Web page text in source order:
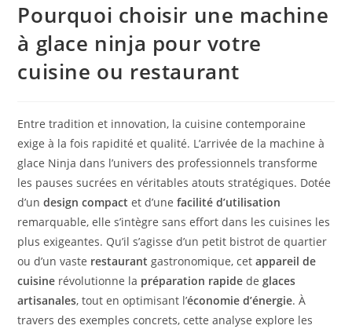
Pourquoi choisir une machine
à glace ninja pour votre
cuisine ou restaurant
Entre tradition et innovation, la cuisine contemporaine
exige à la fois rapidité et qualité. L’arrivée de la machine à
glace Ninja dans l’univers des professionnels transforme
les pauses sucrées en véritables atouts stratégiques. Dotée
d’undesign compact et d’unefacilité d’utilisation
remarquable, elle s’intègre sans effort dans les cuisines les
plus exigeantes. Qu’il s’agisse d’un petit bistrot de quartier
ou d’un vaste restaurant gastronomique, cetappareil de
cuisine révolutionne la préparation rapide deglaces
artisanales, tout en optimisant l’économie d’énergie. À
travers des exemples concrets, cette analyse explore les